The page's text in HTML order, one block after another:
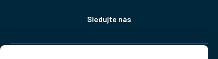
Sledujte nás